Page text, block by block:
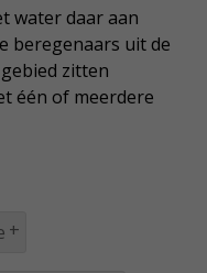
water daar aan
beregenaars uit de
zitten
één of meerdere